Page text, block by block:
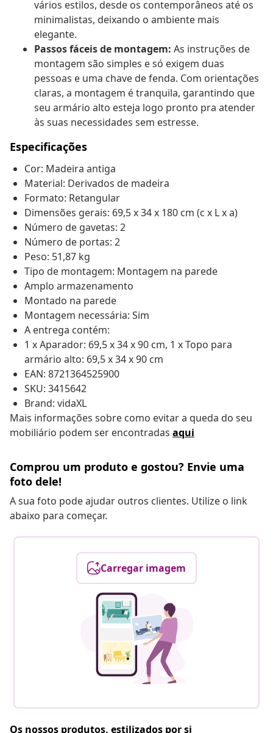
vários estilos, desde os contemporâneos até os
minimalistas, deixando o ambiente mais
elegante.
Passos fáceis de montagem: As instruções de
montagem são simples e só exigem duas
pessoas e uma chave de fenda. Com orientações
claras, a montagem é tranquila, garantindo que
seu armário alto esteja logo pronto pra atender
às suas necessidades sem estresse.
Especificações
Cor: Madeira antiga
Material: Derivados de madeira
Formato: Retangular
Dimensões gerais: 69,5 x 34 x 180 cm (c x L x a)
Número de gavetas: 2
Número de portas: 2
Peso: 51,87 kg
Tipo de montagem: Montagem na parede
Amplo armazenamento
Montado na parede
Montagem necessária: Sim
A entrega contém:
1 x Aparador: 69,5 x 34 x 90 cm, 1 x Topo para
armário alto: 69,5 x 34 x 90 cm
EAN: 8721364525900
SKU: 3415642
Brand: vidaXL
Mais informações sobre como evitar a queda do seu
mobiliário podem ser encontradas aqui
Comprou um produto e gostou? Envie uma
foto dele!
A sua foto pode ajudar outros clientes. Utilize o link
abaixo para começar.
Carregar imagem
Os nossos produtos, estilizados por si